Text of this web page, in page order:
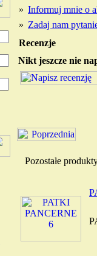
» Informuj mnie o
» Zadaj nam
Recenzje
Nikt jeszcze nie
Pozostałe